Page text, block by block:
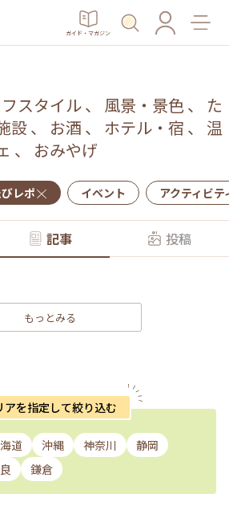
ガイド・マガジン
スタイル、 風景・景色、 た
設、 お酒 、 ホテル・宿 、 温
、 おみやげ
レポ イベント アクティビテ
記事 投稿
もっとみる
アを指定して絞り込む
道 沖縄 神奈川
静岡
鎌倉